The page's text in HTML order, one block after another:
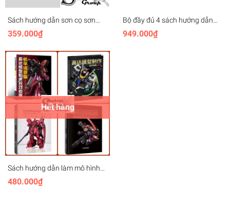
Sách hướng dẫn sơn cọ sơn
airbrush cơ bản gundam EZ8
và lọ Panel line special limited
5th Anniversary
359.000₫
Bộ đầy đủ 4 sách hướng dẫn
NOMOKEN các kỹ thuật làm
mô hình gunpla modeling
949.000₫
Hết hàng
Sách hướng dẫn làm mô hình
gunpla making skills guide
480.000₫